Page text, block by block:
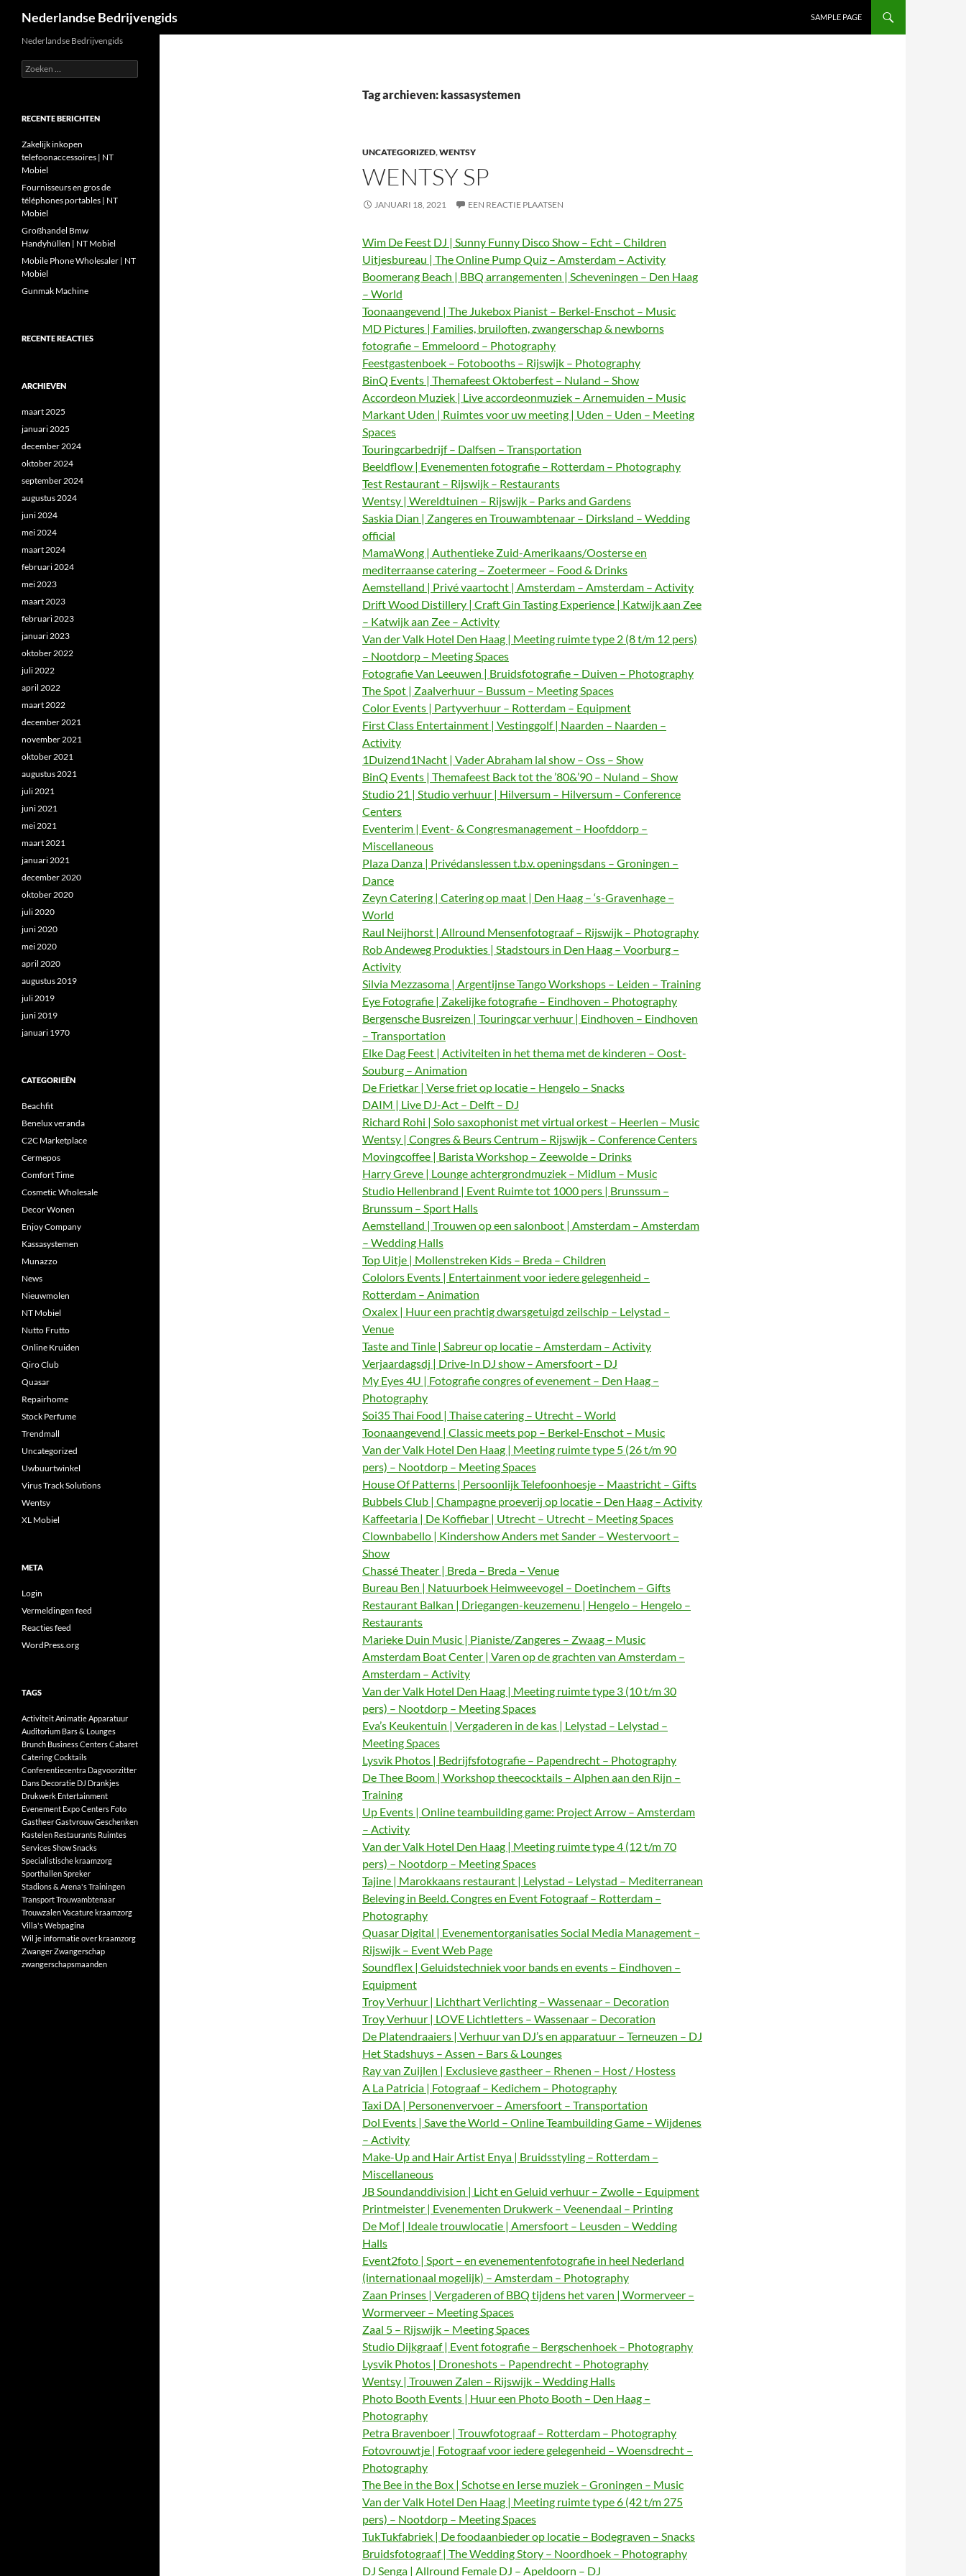
Nederlandse Bedrijvengids SAMPLE PAGE
Tag archieven: kassasystemen
UNCATEGORIZED,WENTSY
WENTSY SP
JANUARI 18, 2021 EEN REACTIE PLAATSEN
Wim De Feest DJ | Sunny Funny Disco Show – Echt – Children
Uitjesbureau | The Online Pump Quiz – Amsterdam – Activity
Boomerang Beach | BBQ arrangementen | Scheveningen – Den Haag
– World
Toonaangevend | The Jukebox Pianist – Berkel-Enschot – Music
MD Pictures | Families, bruiloften, zwangerschap & newborns
fotografie – Emmeloord – Photography
Feestgastenboek – Fotobooths – Rijswijk – Photography
BinQ Events | Themafeest Oktoberfest – Nuland – Show
Accordeon Muziek | Live accordeonmuziek – Arnemuiden – Music
Markant Uden | Ruimtes voor uw meeting | Uden – Uden – Meeting
Spaces
Touringcarbedrijf – Dalfsen – Transportation
Beeldflow | Evenementen fotografie – Rotterdam – Photography
Test Restaurant – Rijswijk – Restaurants
Wentsy | Wereldtuinen – Rijswijk – Parks and Gardens
Saskia Dian | Zangeres en Trouwambtenaar – Dirksland – Wedding
official
MamaWong | Authentieke Zuid-Amerikaans/Oosterse en
mediterraanse catering – Zoetermeer – Food & Drinks
Aemstelland | Privé vaartocht | Amsterdam – Amsterdam – Activity
Drift Wood Distillery | Craft Gin Tasting Experience | Katwijk aan Zee
– Katwijk aan Zee – Activity
Van der Valk Hotel Den Haag | Meeting ruimte type 2 (8 t/m 12 pers)
– Nootdorp – Meeting Spaces
Fotografie Van Leeuwen | Bruidsfotografie – Duiven – Photography
The Spot | Zaalverhuur – Bussum – Meeting Spaces
Color Events | Partyverhuur – Rotterdam – Equipment
First Class Entertainment | Vestinggolf | Naarden – Naarden –
Activity
1Duizend1Nacht | Vader Abraham lal show – Oss – Show
BinQ Events | Themafeest Back tot the ’80&’90 – Nuland – Show
Studio 21 | Studio verhuur | Hilversum – Hilversum – Conference
Centers
Eventerim | Event- & Congresmanagement – Hoofddorp –
Miscellaneous
Plaza Danza | Privédanslessen t.b.v. openingsdans – Groningen –
Dance
Zeyn Catering | Catering op maat | Den Haag – ‘s-Gravenhage –
World
Raul Neijhorst | Allround Mensenfotograaf – Rijswijk – Photography
Rob Andeweg Produkties | Stadstours in Den Haag – Voorburg –
Activity
Silvia Mezzasoma | Argentijnse Tango Workshops – Leiden – Training
Eye Fotografie | Zakelijke fotografie – Eindhoven – Photography
Bergensche Busreizen | Touringcar verhuur | Eindhoven – Eindhoven
– Transportation
Elke Dag Feest | Activiteiten in het thema met de kinderen – Oost-
Souburg – Animation
De Frietkar | Verse friet op locatie – Hengelo – Snacks
DAIM | Live DJ-Act – Delft – DJ
Richard Rohi | Solo saxophonist met virtual orkest – Heerlen – Music
Wentsy | Congres & Beurs Centrum – Rijswijk – Conference Centers
Movingcoffee | Barista Workshop – Zeewolde – Drinks
Harry Greve | Lounge achtergrondmuziek – Midlum – Music
Studio Hellenbrand | Event Ruimte tot 1000 pers | Brunssum –
Brunssum – Sport Halls
Aemstelland | Trouwen op een salonboot | Amsterdam – Amsterdam
– Wedding Halls
Top Uitje | Mollenstreken Kids – Breda – Children
Cololors Events | Entertainment voor iedere gelegenheid –
Rotterdam – Animation
Oxalex | Huur een prachtig dwarsgetuigd zeilschip – Lelystad –
Venue
Taste and Tinle | Sabreur op locatie – Amsterdam – Activity
Verjaardagsdj | Drive-In DJ show – Amersfoort – DJ
My Eyes 4U | Fotografie congres of evenement – Den Haag –
Photography
Soi35 Thai Food | Thaise catering – Utrecht – World
Toonaangevend | Classic meets pop – Berkel-Enschot – Music
Van der Valk Hotel Den Haag | Meeting ruimte type 5 (26 t/m 90
pers) – Nootdorp – Meeting Spaces
House Of Patterns | Persoonlijk Telefoonhoesje – Maastricht – Gifts
Bubbels Club | Champagne proeverij op locatie – Den Haag – Activity
Kaffeetaria | De Koffiebar | Utrecht – Utrecht – Meeting Spaces
Clownbabello | Kindershow Anders met Sander – Westervoort –
Show
Chassé Theater | Breda – Breda – Venue
Bureau Ben | Natuurboek Heimweevogel – Doetinchem – Gifts
Restaurant Balkan | Driegangen-keuzemenu | Hengelo – Hengelo –
Restaurants
Marieke Duin Music | Pianiste/Zangeres – Zwaag – Music
Amsterdam Boat Center | Varen op de grachten van Amsterdam –
Amsterdam – Activity
Van der Valk Hotel Den Haag | Meeting ruimte type 3 (10 t/m 30
pers) – Nootdorp – Meeting Spaces
Eva’s Keukentuin | Vergaderen in de kas | Lelystad – Lelystad –
Meeting Spaces
Lysvik Photos | Bedrijfsfotografie – Papendrecht – Photography
De Thee Boom | Workshop theecocktails – Alphen aan den Rijn –
Training
Up Events | Online teambuilding game: Project Arrow – Amsterdam
– Activity
Van der Valk Hotel Den Haag | Meeting ruimte type 4 (12 t/m 70
pers) – Nootdorp – Meeting Spaces
Tajine | Marokkaans restaurant | Lelystad – Lelystad – Mediterranean
Beleving in Beeld. Congres en Event Fotograaf – Rotterdam –
Photography
Quasar Digital | Evenementorganisaties Social Media Management –
Rijswijk – Event Web Page
Soundflex | Geluidstechniek voor bands en events – Eindhoven –
Equipment
Troy Verhuur | Lichthart Verlichting – Wassenaar – Decoration
Troy Verhuur | LOVE Lichtletters – Wassenaar – Decoration
De Platendraaiers | Verhuur van DJ’s en apparatuur – Terneuzen – DJ
Het Stadshuys – Assen – Bars & Lounges
Ray van Zuijlen | Exclusieve gastheer – Rhenen – Host / Hostess
A La Patricia | Fotograaf – Kedichem – Photography
Taxi DA | Personenvervoer – Amersfoort – Transportation
Dol Events | Save the World – Online Teambuilding Game – Wijdenes
– Activity
Make-Up and Hair Artist Enya | Bruidsstyling – Rotterdam –
Miscellaneous
JB Soundanddivision | Licht en Geluid verhuur – Zwolle – Equipment
Printmeister | Evenementen Drukwerk – Veenendaal – Printing
De Mof | Ideale trouwlocatie | Amersfoort – Leusden – Wedding
Halls
Event2foto | Sport – en evenementenfotografie in heel Nederland
(internationaal mogelijk) – Amsterdam – Photography
Zaan Prinses | Vergaderen of BBQ tijdens het varen | Wormerveer –
Wormerveer – Meeting Spaces
Zaal 5 – Rijswijk – Meeting Spaces
Studio Dijkgraaf | Event fotografie – Bergschenhoek – Photography
Lysvik Photos | Droneshots – Papendrecht – Photography
Wentsy | Trouwen Zalen – Rijswijk – Wedding Halls
Photo Booth Events | Huur een Photo Booth – Den Haag –
Photography
Petra Bravenboer | Trouwfotograaf – Rotterdam – Photography
Fotovrouwtje | Fotograaf voor iedere gelegenheid – Woensdrecht –
Photography
The Bee in the Box | Schotse en Ierse muziek – Groningen – Music
Van der Valk Hotel Den Haag | Meeting ruimte type 6 (42 t/m 275
pers) – Nootdorp – Meeting Spaces
TukTukfabriek | De foodaanbieder op locatie – Bodegraven – Snacks
Bruidsfotograaf | The Wedding Story – Noordhoek – Photography
DJ Senga | Allround Female DJ – Apeldoorn – DJ
Nederlandse Bedrijvengids
Zoeken
naar:
RECENTE BERICHTEN
Zakelijk inkopen
telefoonaccessoires | NT
Mobiel
Fournisseurs en gros de
téléphones portables | NT
Mobiel
Großhandel Bmw
Handyhüllen | NT Mobiel
Mobile Phone Wholesaler | NT
Mobiel
Gunmak Machine
RECENTE REACTIES
ARCHIEVEN
maart 2025
januari 2025
december 2024
oktober 2024
september 2024
augustus 2024
juni 2024
mei 2024
maart 2024
februari 2024
mei 2023
maart 2023
februari 2023
januari 2023
oktober 2022
juli 2022
april 2022
maart 2022
december 2021
november 2021
oktober 2021
augustus 2021
juli 2021
juni 2021
mei 2021
maart 2021
januari 2021
december 2020
oktober 2020
juli 2020
juni 2020
mei 2020
april 2020
augustus 2019
juli 2019
juni 2019
januari 1970
CATEGORIEËN
Beachfit
Benelux veranda
C2C Marketplace
Cermepos
Comfort Time
Cosmetic Wholesale
Decor Wonen
Enjoy Company
Kassasystemen
Munazzo
News
Nieuwmolen
NT Mobiel
Nutto Frutto
Online Kruiden
Qiro Club
Quasar
Repairhome
Stock Perfume
Trendmall
Uncategorized
Uwbuurtwinkel
Virus Track Solutions
Wentsy
XL Mobiel
META
Login
Vermeldingen feed
Reacties feed
WordPress.org
TAGS
ActiviteitAnimatieApparatuur
Auditorium Bars & Lounges
Brunch Business CentersCabaret
CateringCocktails
Conferentiecentra Dagvoorzitter
Dans Decoratie DJ Drankjes
Drukwerk Entertainment
Evenement Expo Centers Foto
GastheerGastvrouwGeschenken
Kastelen Restaurants Ruimtes
ServicesShowSnacks
Specialistische kraamzorg
SporthallenSpreker
Stadions & Arena'sTrainingen
TransportTrouwambtenaar
TrouwzalenVacature kraamzorg
Villa'sWebpagina
Wil je informatie over kraamzorg
ZwangerZwangerschap
zwangerschapsmaanden